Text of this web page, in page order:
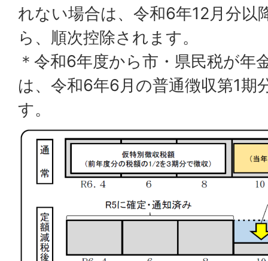
れない場合は、令和6年12月分以
ら、順次控除されます。
＊令和6年度から市・県民税が年
は、令和6年6月の普通徴収第1期
す。